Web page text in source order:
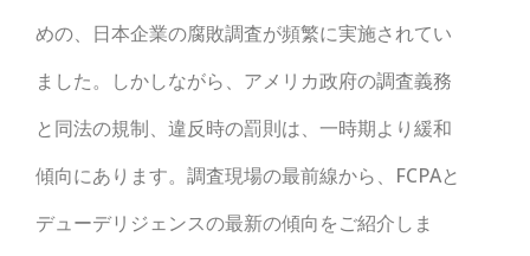
めの、日本企業の腐敗調査が頻繁に実施されてい
ました。しかしながら、アメリカ政府の調査義務
と同法の規制、違反時の罰則は、一時期より緩和
傾向にあります。調査現場の最前線から、FCPAと
デューデリジェンスの最新の傾向をご紹介しま